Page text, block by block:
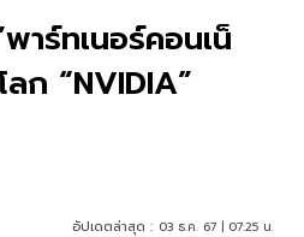
าร์ทเนอร์คอนเน็
ก “NVIDIA”
อัปเดตล่าสุด : 03 ธ.ค. 67 | 07:25 น.